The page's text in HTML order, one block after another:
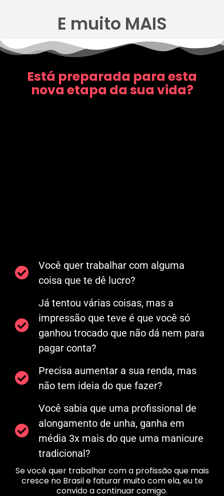
E muito MAIS
Está preparada para esta
nova etapa da sua vida?
Você quer trabalhar com alguma
coisa que te dê lucro?
Já tentou várias coisas, mas a
impressão que teve é que você só
ganhou trocado que não dá nem para
pagar conta?
Precisa aumentar a sua renda, mas
não tem ideia do que fazer?
Você sabia que uma profissional de
alongamento de unha, ganha em
média 3x mais do que uma manicure
tradicional?
Se você quer trabalhar com a profissão que mais
cresce no Brasil e faturar muito com ela, eu te
convido a continuar comigo.